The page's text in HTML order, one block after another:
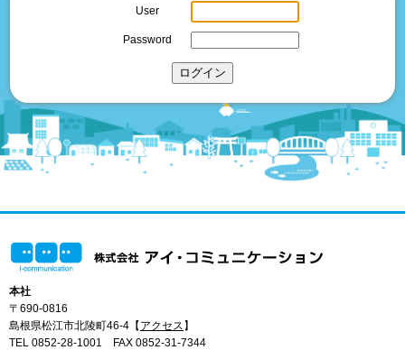
User
Password
ログイン
本社
〒690-0816
島根県松江市北陵町46-4【 アクセス 】
TEL 0852-28-1001
FAX 0852-31-7344